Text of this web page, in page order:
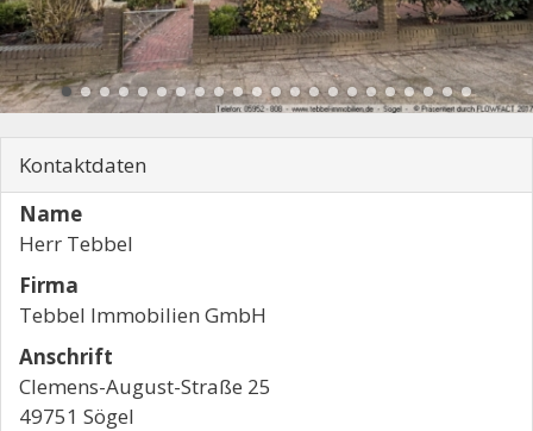
Kontaktdaten
Name
Herr Tebbel
Firma
Tebbel Immobilien GmbH
Anschrift
Clemens-August-Straße 25
49751 Sögel